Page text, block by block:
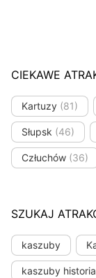
CIEKAWE
Kartuzy (81)
Słupsk (46)
Człuchów (36)
SZUKAJ
kaszuby
kaszuby historia